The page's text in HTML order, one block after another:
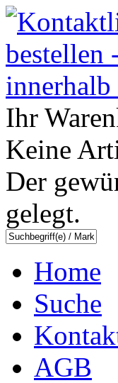
Ihr
Keine
Der
gelegt.
Home
Suche
AGB